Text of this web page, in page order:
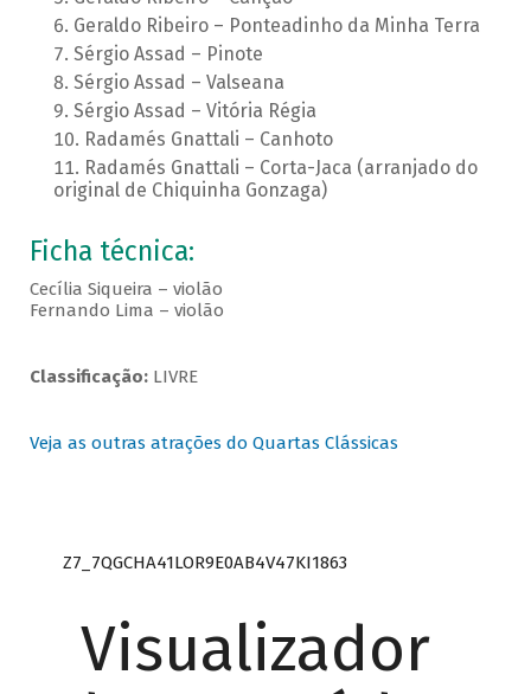
Geraldo Ribeiro – Ponteadinho da Minha Terra
Sérgio Assad – Pinote
Sérgio Assad – Valseana
Sérgio Assad – Vitória Régia
Radamés Gnattali – Canhoto
Radamés Gnattali – Corta-Jaca (arranjado do
original de Chiquinha Gonzaga)
Ficha técnica:
Cecília Siqueira – violão
Fernando Lima – violão
Classificação:LIVRE
Veja as outras atrações do Quartas Clássicas
Z7_7QGCHA41LOR9E0AB4V47KI1863
Visualizador